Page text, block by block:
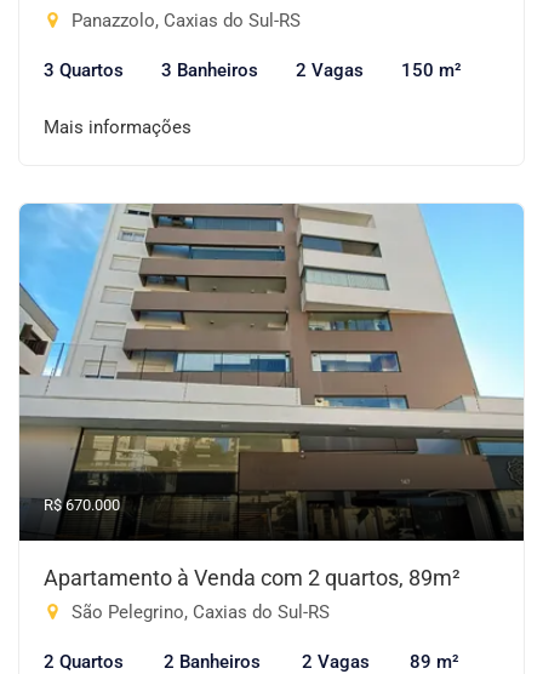
Panazzolo, Caxias do Sul-RS
3 Quartos 3 Banheiros 2 Vagas 150 m²
Mais informações
R$ 670.000
Apartamento à Venda com 2 quartos, 89m²
São Pelegrino, Caxias do Sul-RS
2 Quartos 2 Banheiros 2 Vagas 89 m²